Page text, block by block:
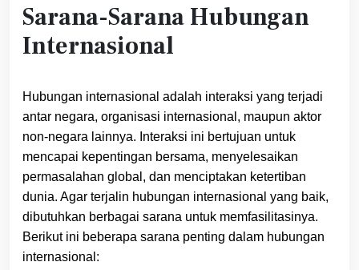
Sarana-Sarana Hubungan
Internasional
Hubungan internasional adalah interaksi yang terjadi
antar negara, organisasi internasional, maupun aktor
non-negara lainnya. Interaksi ini bertujuan untuk
mencapai kepentingan bersama, menyelesaikan
permasalahan global, dan menciptakan ketertiban
dunia. Agar terjalin hubungan internasional yang baik,
dibutuhkan berbagai sarana untuk memfasilitasinya.
Berikut ini beberapa sarana penting dalam hubungan
internasional: